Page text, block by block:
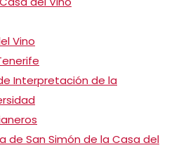
Vino
Interpretación de la
de San Simón de la Casa del